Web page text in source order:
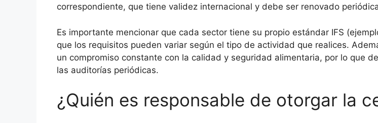
correspondiente, que tiene validez internacional y debe ser renovado
Es importante mencionar que cada sector tiene su propio estándar IFS
que los requisitos pueden variar según el tipo de actividad que realices.
un compromiso constante con la calidad y seguridad alimentaria, por lo que
las auditorías periódicas.
¿Quién es responsable de otorgar la